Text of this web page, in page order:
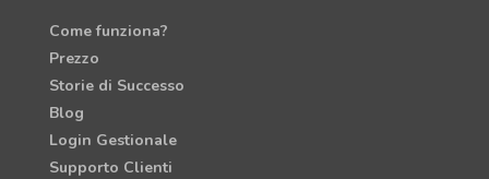
Come funziona?
Prezzo
Storie di Successo
Blog
Login Gestionale
Supporto Clienti